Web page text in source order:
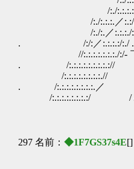
/:./:.:.:.:.:.:/||/. ',:|
/:./:.:.:.／:.:/| _＞
/:./:.／:.:.:./:/ .ヽ
. /:/:／:.:.:.:/:./ . |
//:.:.:.:.:.:.:./:/‐ ￣
. /:.:.:.:.:.:.:.:.:// ｀ヽ
/:.:.:.:.:.:.:.:.//
. /:.:.:.:.:.:.:.:.／ ,
/:.:.:.:.:.:.:.:/ / /
297 名前： ◆1F7GS37s4E[]